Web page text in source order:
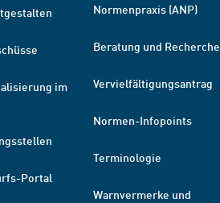
im
Portal
Normenpraxis (ANP)
Beratung und Recherche
Vervielfältigungsantrag
Normen-Infopoints
Terminologie
Warnvermerke und